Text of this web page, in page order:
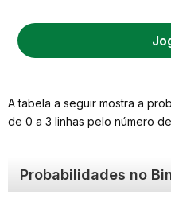
A tabela a seguir mostra a
de 0 a 3 linhas pelo número
Probabilidades no